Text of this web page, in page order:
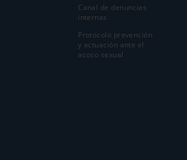
Canal de denuncias
internas
Protocolo prevención
y actuación ante el
acoso sexual